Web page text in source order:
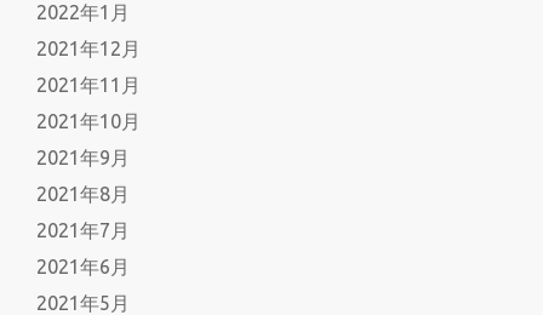
2022年1月
2021年12月
2021年11月
2021年10月
2021年9月
2021年8月
2021年7月
2021年6月
2021年5月